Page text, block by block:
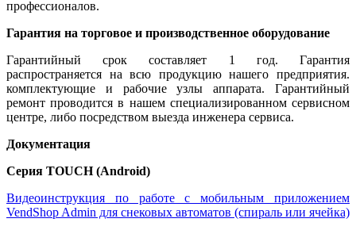
профессионалов.
Гарантия на торговое и производственное оборудование
Гарантийный срок составляет 1 год. Гарантия
распространяется на всю продукцию нашего предприятия.
комплектующие и рабочие узлы аппарата. Гарантийный
ремонт проводится в нашем специализированном сервисном
центре, либо посредством выезда инженера сервиса.
Документация
Серия TOUCH (Android)
Видеоинструкция по работе с мобильным приложением
VendShop Admin для снековых автоматов (спираль или ячейка)